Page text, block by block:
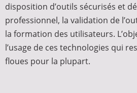
disposition d’outils sécurisés et
professionnel, la validation de
la formation des utilisateurs.
l’usage de ces technologies qui
floues pour la plupart.